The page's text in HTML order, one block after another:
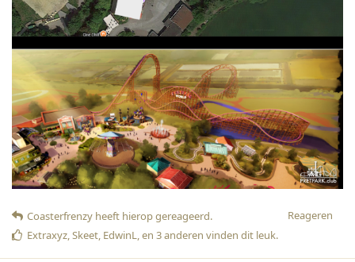
Reageren
Coasterfrenzy heeft hierop gereageerd.
Extraxyz,Skeet, EdwinL, en 3anderen vinden dit leuk.